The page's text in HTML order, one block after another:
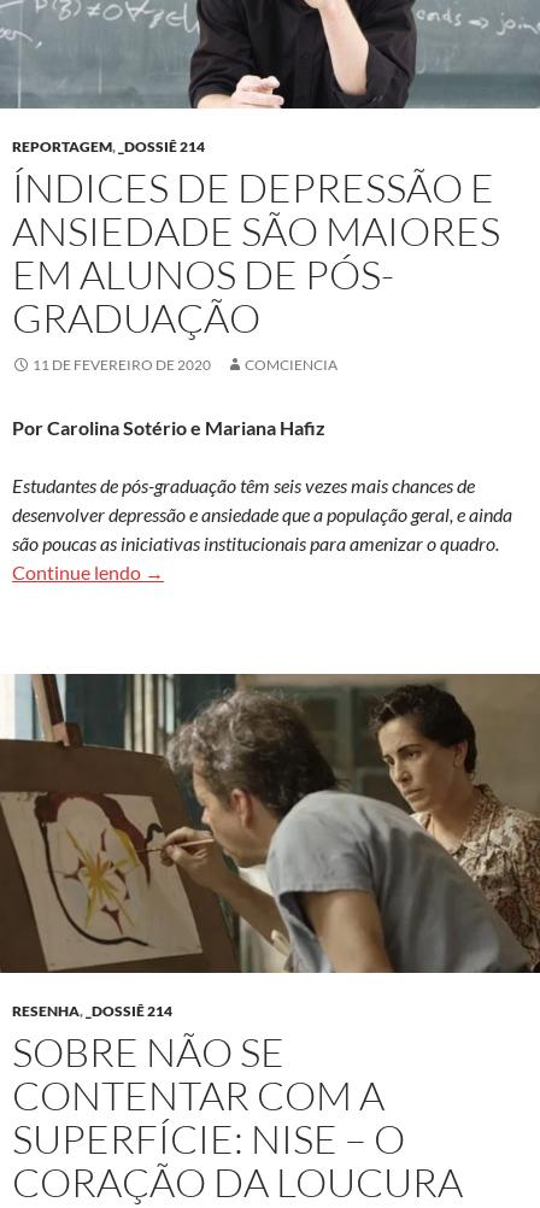
REPORTAGEM, _DOSSIÊ 214
ÍNDICES DE DEPRESSÃO E
ANSIEDADE SÃO MAIORES
EM ALUNOS DE PÓS-
GRADUAÇÃO
11 DE FEVEREIRO DE 2020 COMCIENCIA
Por Carolina Sotério e Mariana Hafiz
Estudantes de pós-graduação têm seis vezes mais chances de
desenvolver depressão e ansiedade que a população geral, e ainda
são poucas as iniciativas institucionais para amenizar o quadro.
Continue lendo Índices de depressão e ansiedade são maiores
→
RESENHA, _DOSSIÊ 214
SOBRE NÃO SE
CONTENTAR COM A
SUPERFÍCIE: NISE – O
CORAÇÃO DA LOUCURA